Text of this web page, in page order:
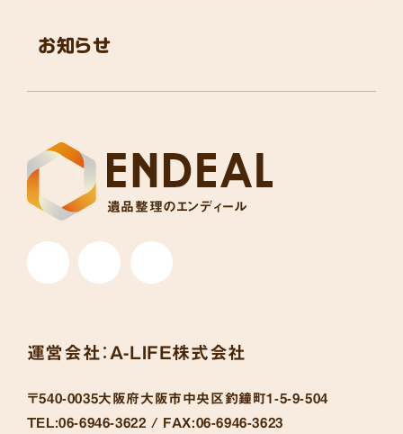
遺品整理のエンディール
お知らせ
運営会社： A-LIFE株式会社
〒540-0035大阪府大阪市中央区釣鐘町1-5-9-504
TEL:06-6946-3622 / FAX:06-6946-3623